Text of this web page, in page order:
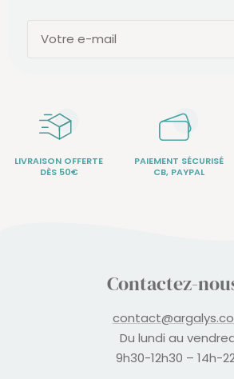
Votre e-mail
LIVRAISON OFFERTE
DÈS 50€
PAIEMENT SÉCURISÉ
CB, PAYPAL
Contactez-
Du lundi au
9h30-12h30 – 14h-